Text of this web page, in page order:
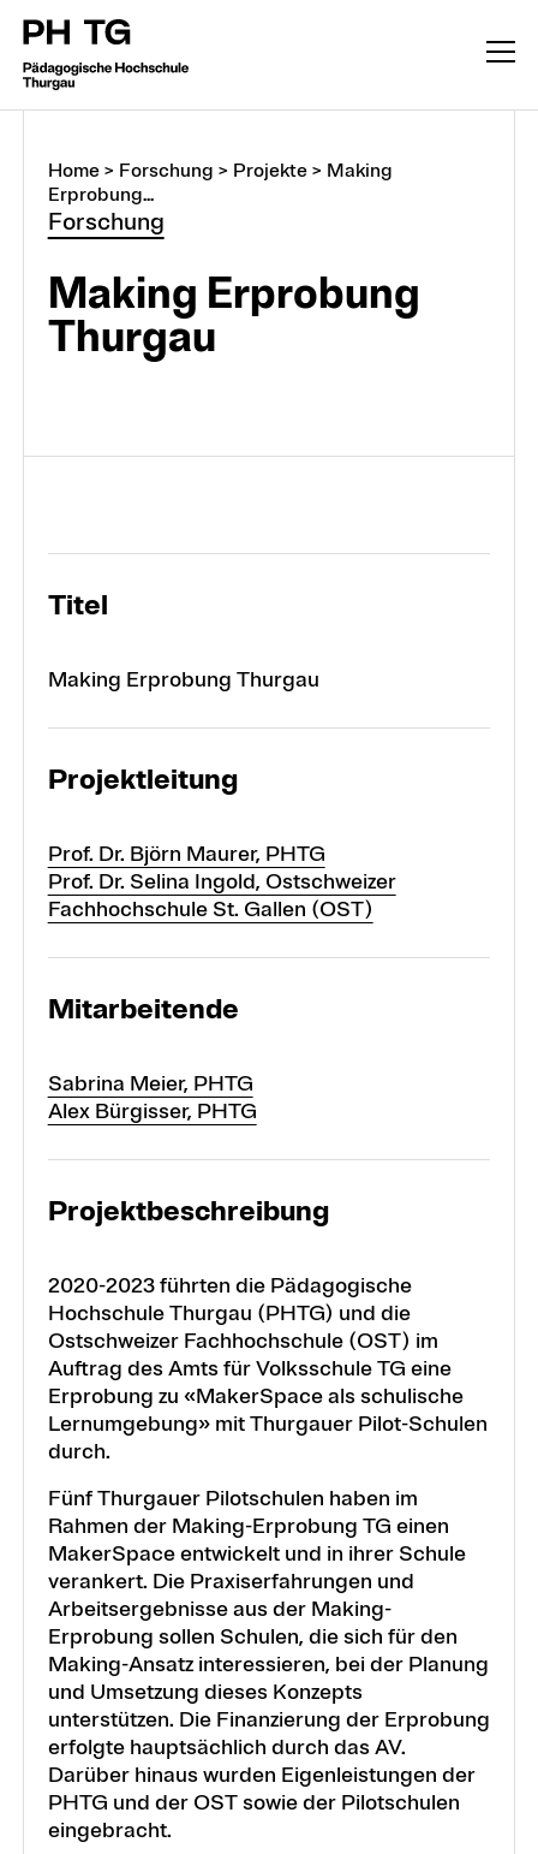
Projekte
Forschungsbereiche
Home> Forschung > Projekte> Making
Erprobung...
Forschung
Making Erprobung
Thurgau
Titel
Making Erprobung Thurgau
Projektleitung
Prof. Dr. Björn Maurer, PHTG
Prof. Dr. Selina Ingold, Ostschweizer
Fachhochschule St. Gallen (OST)
Mitarbeitende
Sabrina Meier, PHTG
Alex Bürgisser, PHTG
Projektbeschreibung
2020-2023 führten die Pädagogische
Hochschule Thurgau (PHTG) und die
Ostschweizer Fachhochschule (OST) im
Auftrag des Amts für Volksschule TG eine
Erprobung zu «MakerSpace als schulische
Lernumgebung» mit Thurgauer Pilot-Schulen
durch.
Fünf Thurgauer Pilotschulen haben im
Rahmen der Making-Erprobung TG einen
MakerSpace entwickelt und in ihrer Schule
verankert. Die Praxiserfahrungen und
Arbeitsergebnisse aus der Making-
Erprobung sollen Schulen, die sich für den
Making-Ansatz interessieren, bei der Planung
und Umsetzung dieses Konzepts
unterstützen. Die Finanzierung der Erprobung
erfolgte hauptsächlich durch das AV.
Darüber hinaus wurden Eigenleistungen der
PHTG und der OST sowie der Pilotschulen
eingebracht.